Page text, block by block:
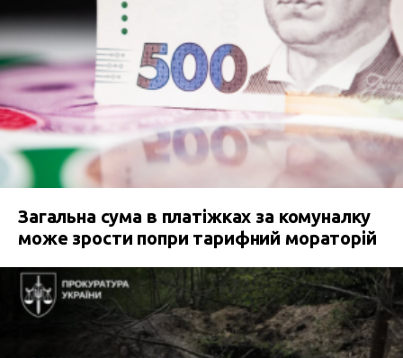
Загальна сума в платіжках за комуналку
може зрости попри тарифний мораторій